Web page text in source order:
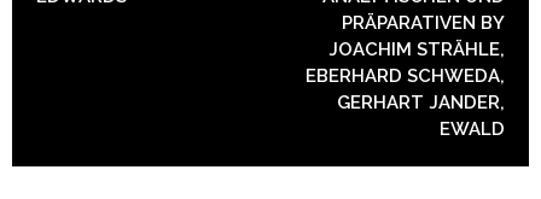
PRÄPARATIVEN BY
JOACHIM STRÄHLE,
EBERHARD SCHWEDA,
GERHART JANDER,
EWALD